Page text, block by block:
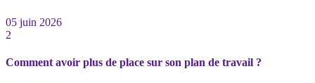
05 juin 2026
2
Comment avoir plus de place sur son plan de travail ?